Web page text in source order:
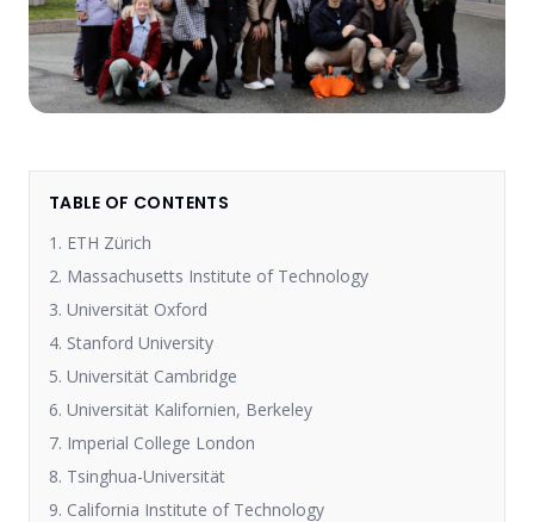
TABLE OF CONTENTS
1. ETH Zürich
2. Massachusetts Institute of Technology
3. Universität Oxford
4. Stanford University
5. Universität Cambridge
6. Universität Kalifornien, Berkeley
7. Imperial College London
8. Tsinghua-Universität
9. California Institute of Technology